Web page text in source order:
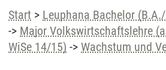
Start > Leuphana Bachelor
-> Major Volkswirtschaftslehre
WiSe 14/15) -> Wachstum und